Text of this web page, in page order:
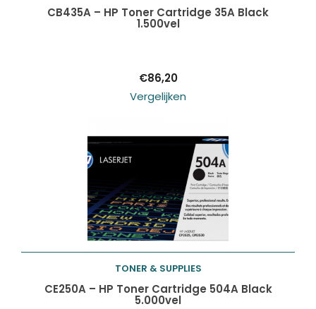
Toevoegen aan
CB435A – HP Toner Cartridge 35A Black
1.500vel
€86,20
Vergelijken
Toevoegen aan
TONER & SUPPLIES
CE250A – HP Toner Cartridge 504A Black
5.000vel